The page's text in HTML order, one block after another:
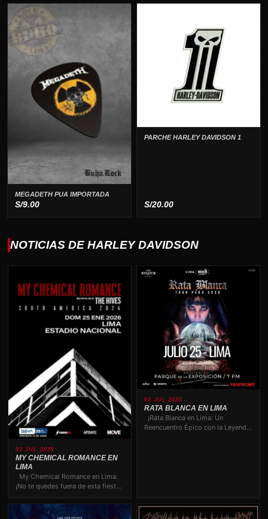
MEGADETH PUA IMPORTADA
S/9.00
PARCHE HARLEY DAVIDSON 1
S/20.00
NOTICIAS DE HARLEY DAVIDSON
03 JUL 2025
MY CHEMICAL ROMANCE EN
LIMA
My Chemical Romance en Lima:
¡No te quedes fuera de esta fiesta
02 JUL 2025
RATA BLANCA EN LIMA
¡Rata Blanca en Lima: Un
Reencuentro Épico con la Leyenda